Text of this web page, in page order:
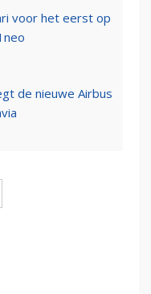
voor het eerst op
de nieuwe Airbus